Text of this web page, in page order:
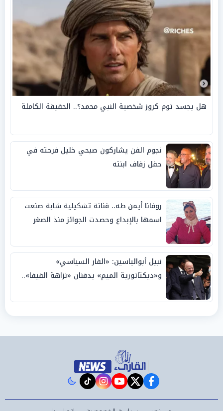
هل يجسد توم كروز شخصية النبي محمد؟.. الحقيقة الكاملة
نجوم الفن يشاركون صبحي خليل فرحته في
حفل زفاف ابنته
روفانا أيمن طه.. فنانة تشكيلية شابة صنعت
اسمها بالإبداع وحصدت الجوائز منذ الصغر
نبيل أبوالياسين: «الفار السياسي»
و«ديكتاتورية الميم» يدفنان «نزاهة الفيفا»..
facebook
twitter
youtube
instagram
tiktok